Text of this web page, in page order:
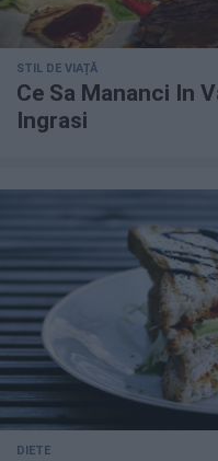
STIL DE VIAȚĂ
Ce Sa Mananci In
Ingrasi
DIETE